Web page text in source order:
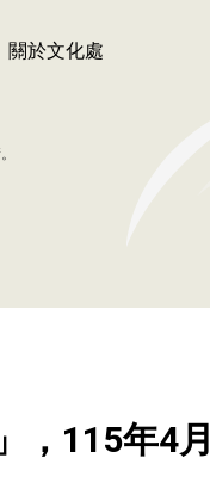
關於文化處
，115年4